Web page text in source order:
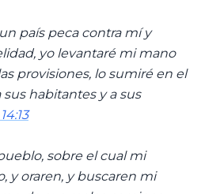
país peca contra mí y
yo levantaré mi mano
provisiones, lo sumiré en el
sus habitantes y a sus
sobre el cual mi
y oraren, y buscaren mi